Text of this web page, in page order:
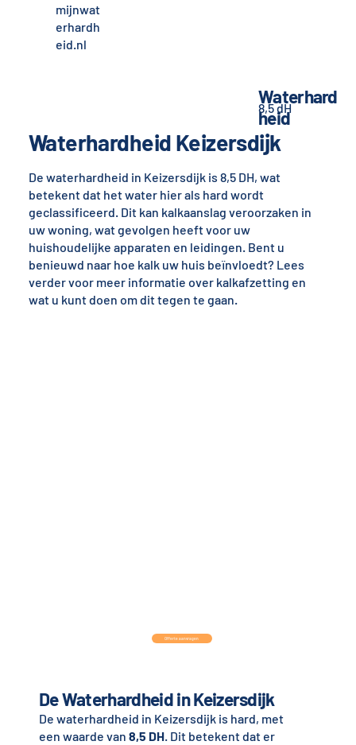
mijnwat
erhardh
eid.nl
Waterhardheid Keizersdijk
De waterhardheid in Keizersdijk is 8,5 DH, wat
betekent dat het water hier als hard wordt
geclassificeerd. Dit kan kalkaanslag veroorzaken in
uw woning, wat gevolgen heeft voor uw
huishoudelijke apparaten en leidingen. Bent u
benieuwd naar hoe kalk uw huis beïnvloedt? Lees
verder voor meer informatie over kalkafzetting en
wat u kunt doen om dit tegen te gaan.
Waterhard
heid
8,5 dH
De Waterhardheid in Keizersdijk
De waterhardheid in Keizersdijk is hard, met
een waarde van 8,5 DH. Dit betekent dat er
Offerte aanvragen